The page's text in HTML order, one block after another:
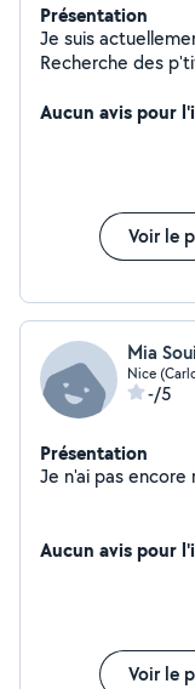
Présentation
Je suis
Recherche des
Aucun avis pour
Voir le
Mia
Nice
-/5
Présentation
Aucun avis pour
Voir le